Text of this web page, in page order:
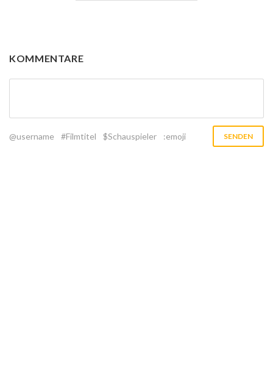
KOMMENTARE
@username #Filmtitel $Schauspieler :emoji